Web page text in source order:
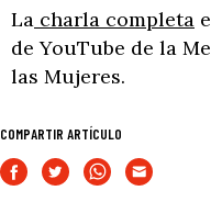
La charla completa
de YouTube de la
las Mujeres.
COMPARTIR ARTÍCULO